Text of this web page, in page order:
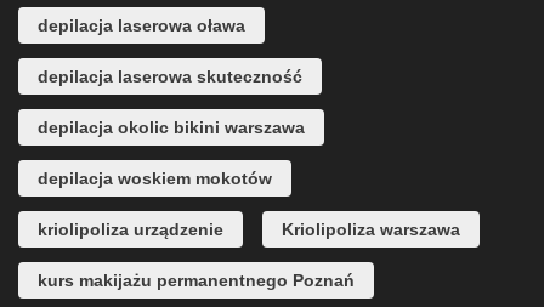
depilacja laserowa oława
depilacja laserowa skuteczność
depilacja okolic bikini warszawa
depilacja woskiem mokotów
kriolipoliza urządzenie Kriolipoliza warszawa
kurs makijażu permanentnego Poznań